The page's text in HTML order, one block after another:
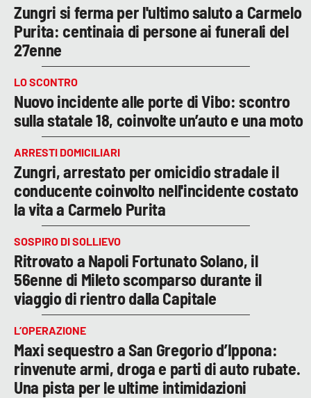
Zungri si ferma per l'ultimo saluto a Carmelo
Purita: centinaia di persone ai funerali del
27enne
LO SCONTRO
Nuovo incidente alle porte di Vibo: scontro
sulla statale 18, coinvolte un’auto e una moto
ARRESTI DOMICILIARI
Zungri, arrestato per omicidio stradale il
conducente coinvolto nell'incidente costato
la vita a Carmelo Purita
SOSPIRO DI SOLLIEVO
Ritrovato a Napoli Fortunato Solano, il
56enne di Mileto scomparso durante il
viaggio di rientro dalla Capitale
L’OPERAZIONE
Maxi sequestro a San Gregorio d’Ippona:
rinvenute armi, droga e parti di auto rubate.
Una pista per le ultime intimidazioni